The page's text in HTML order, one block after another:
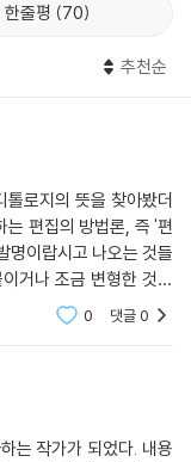
, 나도 한번 저 사람처
도 일종의 허영이다. 한
게 폼 나 보이려고 한
나 보이고 싶어 한다.
심은 나도 한번 폼 나
성장 과정에서는 이어령
었다. 나도 그들처럼 글
사람이었다. 그때까지
는 없었다. 내 기억으로
서 사라졌다. 자연과학
다.
. 도구의 발명이 인간 의
관계를 말한다.
다.
적으로 편집되었는가를
한줄평 70
추천순
톨로지의 뜻을 찾아봤더
는 편집의 방법론, 즉 '편
명이랍시고 나오는 것들
거나 조금 변형한 것에
한 지식 또한 기존 지식
0 댓글0
는 작가가 되었다. 내용